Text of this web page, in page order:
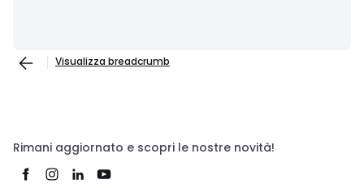
Visualizza breadcrumb
Rimani aggiornato e scopri le nostre novità!